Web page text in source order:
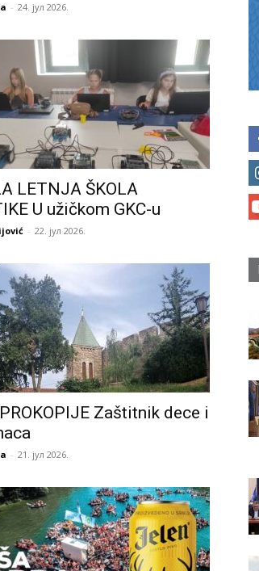
- 24. јул 2026.
LETNJA ŠKOLA
U užičkom GKC-u
- 22. јул 2026.
Zaštitnik dece i
- 21. јул 2026.